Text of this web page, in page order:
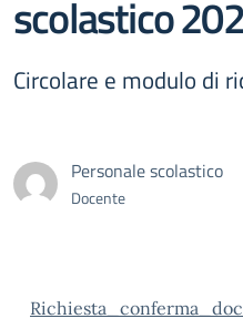
scolastico
Circolare e modulo di
Personale scolastico
Docente